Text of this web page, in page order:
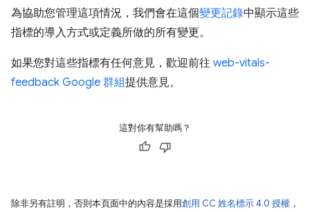
為協助您管理這項情況，我們會在這個變更記錄中顯示這些
指標的導入方式或定義所做的所有變更。
如果您對這些指標有任何意見，歡迎前往 web-vitals-
feedback Google 群組提供意見。
這對你有幫助嗎？
除非另有註明，否則本頁面中的內容是採用創用 CC 姓名標示 4.0 授權 ，